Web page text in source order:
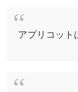
アプリコット